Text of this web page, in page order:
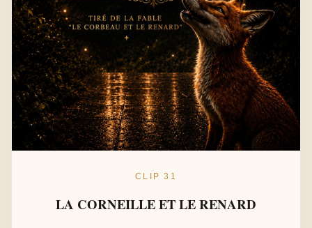
CLIP 31
LA CORNEILLE ET LE RENARD